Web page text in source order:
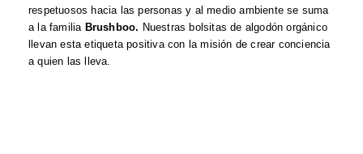
respetuosos hacia las personas y al medio ambiente se suma
a la familia Brushboo. Nuestras bolsitas de algodón orgánico
llevan esta etiqueta positiva con la misión de crear conciencia
a quien las lleva.